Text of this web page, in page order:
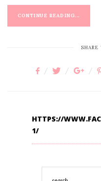
CONTINUE READING...
HTTPS://
1/